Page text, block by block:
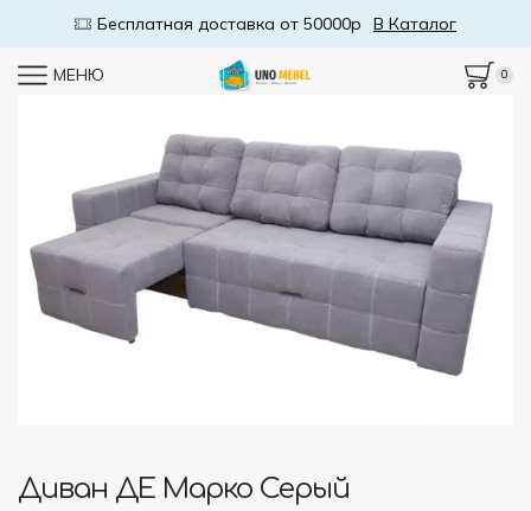
Бесплатная доставка от 50000р В Каталог
МЕНЮ 0
Диван ДЕ Марко Серый